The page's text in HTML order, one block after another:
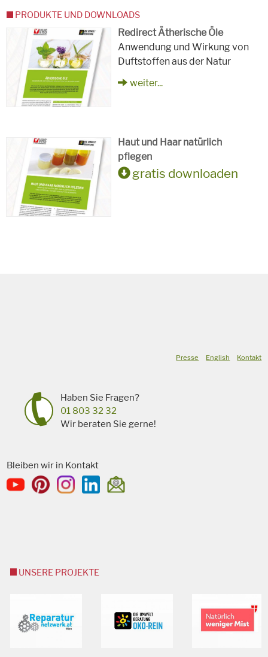
PRODUKTE UND DOWNLOADS
Redirect Ätherische Öle
Anwendung und Wirkung von
Duftstoffen aus der Natur
weiter...
Haut und Haar natürlich
pflegen
gratis downloaden
Presse English Kontakt
Haben Sie Fragen?
01 803 32 32
Wir beraten Sie gerne!
Bleiben wir in Kontakt
UNSERE PROJEKTE